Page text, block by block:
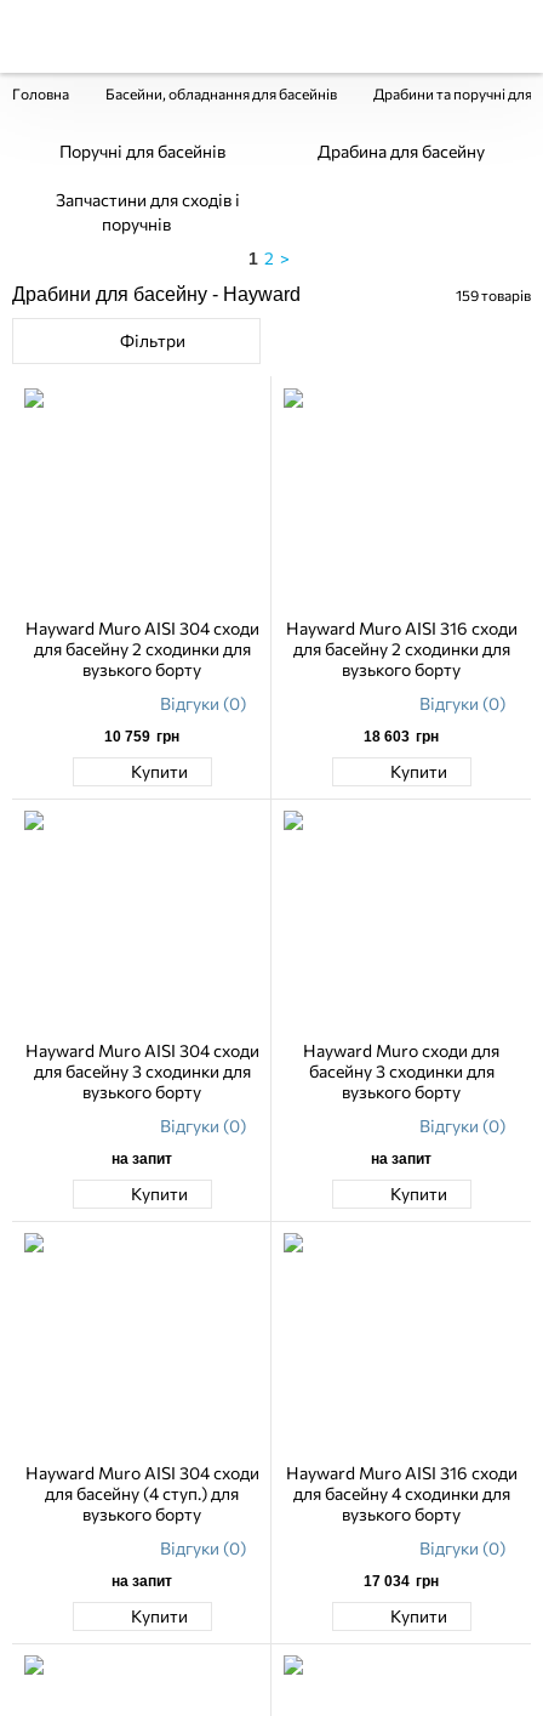
Головна Басейни, обладнання для басейнів Драбини та поручні для
Поручні для басейнів Драбина для басейну
Запчастини для сходів і
поручнів
1 2 >
Драбини для басейну - Hayward
159товарів
Фільтри
Hayward Muro AISI 304 сходи
для басейну 2 сходинки для
вузького борту
Відгуки (0)
10 759 грн
Купити
Hayward Muro AISI 316 сходи
для басейну 2 сходинки для
вузького борту
Відгуки (0)
18 603 грн
Купити
Hayward Muro AISI 304 сходи
для басейну 3 сходинки для
вузького борту
Відгуки (0)
на запит
Купити
Hayward Muro сходи для
басейну 3 сходинки для
вузького борту
Відгуки (0)
на запит
Купити
Hayward Muro AISI 304 сходи
для басейну (4 ступ.) для
вузького борту
Відгуки (0)
на запит
Купити
Hayward Muro AISI 316 сходи
для басейну 4 сходинки для
вузького борту
Відгуки (0)
17 034 грн
Купити